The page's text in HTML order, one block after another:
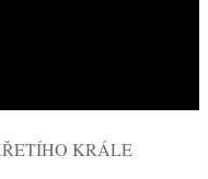
KRÁLE